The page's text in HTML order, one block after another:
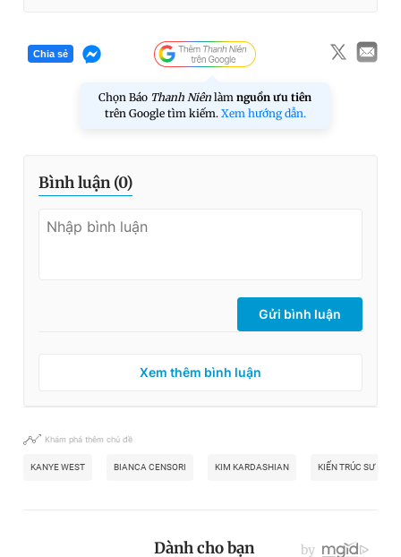
Chia sẻ
Chọn Báo Thanh Niên làm nguồn ưu tiên
trên Google tìm kiếm. Xem hướng dẫn.
Bình luận (0)
Gửi bình luận
Xem thêm bình luận
Khám phá thêm chủ đề
KANYE WEST BIANCA CENSORI KIM KARDASHIAN KIẾN TRÚC SƯ